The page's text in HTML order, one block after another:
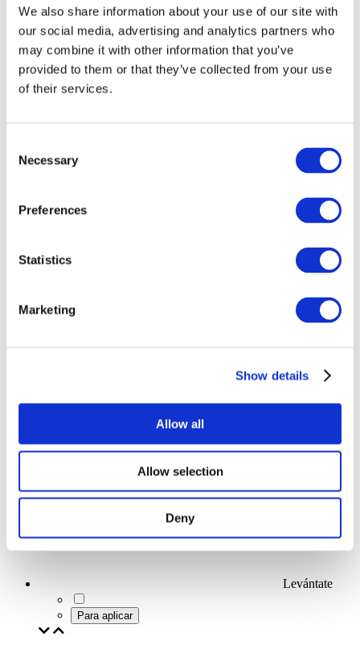
We also share information about your use of our site with
our social media, advertising and analytics partners who
may combine it with other information that you’ve
provided to them or that they’ve collected from your use
of their services.
Selection
Necessary
Preferences
Statistics
Marketing
Show details
Allow all
Allow selection
Deny
Levántate
Para aplicar